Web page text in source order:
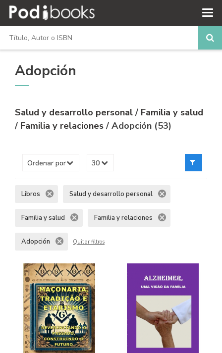
Adopción
Salud y desarrollo personal/ Familia y salud
/ Familia y relaciones/ Adopción (53)
Libros Salud y desarrollo personal
Familia y salud Familia y relaciones
Adopción Quitar filtros